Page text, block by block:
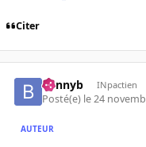
Citer
bennyb INpactien
Posté(e) le 24
AUTEUR